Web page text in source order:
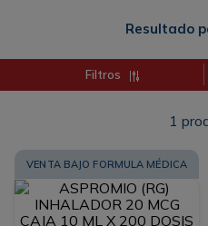
Resultado
Filtros
1
VENTA BAJO FORMULA MÉDICA